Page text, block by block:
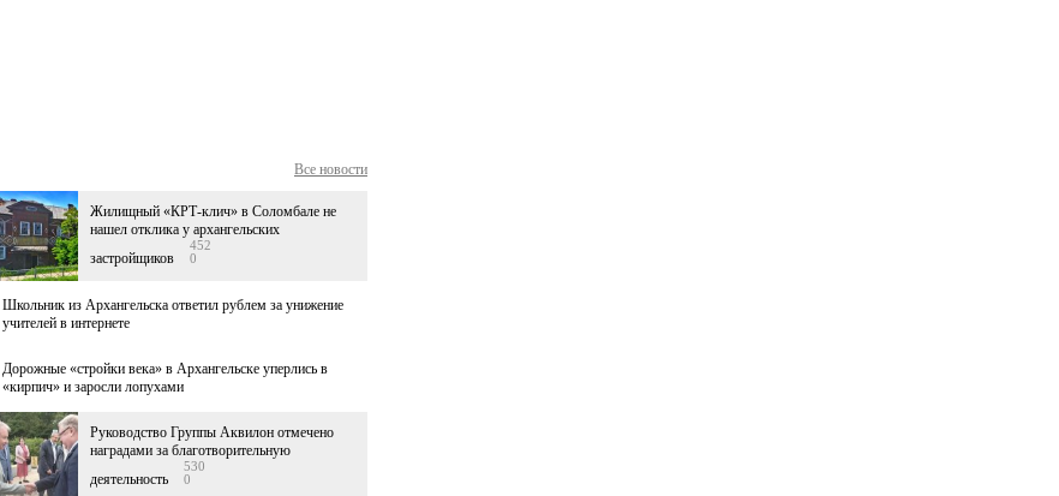
Все новости
Жилищный «КРТ-клич» в Соломбале не
нашел отклика у архангельских
застройщиков
452
0
Школьник из Архангельска ответил рублем за унижение
учителей в интернете
Дорожные «стройки века» в Архангельске уперлись в
«кирпич» и заросли лопухами
Руководство Группы Аквилон отмечено
наградами за благотворительную
деятельность
530
0